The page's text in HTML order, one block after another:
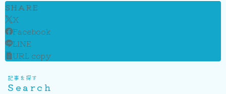
SHARE
X
Facebook
LINE
URL copy
記事を探す
Search